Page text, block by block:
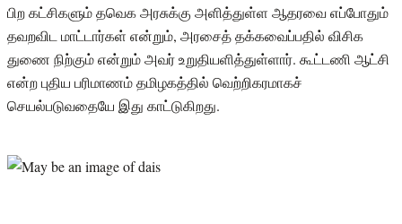
பிற கட்சிகளும் தவெக அரசுக்கு அளித்துள்ள ஆதரவை எப்போதும்
தவறவிட மாட்டார்கள் என்றும், அரசைத் தக்கவைப்பதில் விசிக
துணை நிற்கும் என்றும் அவர் உறுதியளித்துள்ளார். கூட்டணி ஆட்சி
என்ற புதிய பரிமாணம் தமிழகத்தில் வெற்றிகரமாகச்
செயல்படுவதையே இது காட்டுகிறது.